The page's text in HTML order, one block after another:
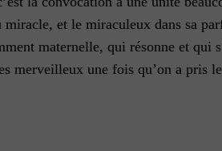
et le miraculeux dans sa
maternelle, qui résonne et qui
merveilleux une fois qu’on a pris